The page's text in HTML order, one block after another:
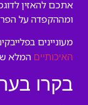
אתכם להאזין
ומההקפדה על
מעוניינים
האיכותיים המלא
בקרו